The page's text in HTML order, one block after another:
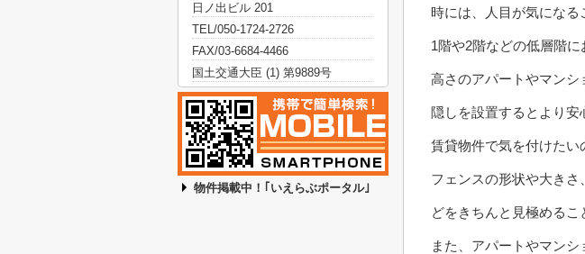
時には、人目が気になる
1階や2階などの低層階
高さのアパートやマンシ
隠しを設置するとより安
賃貸物件で気を付けたい
フェンスの形状や大き
どをきちんと見極めるこ
また、アパートやマン
日ノ出ビル 201
TEL/050-1724-2726
FAX/03-6684-4466
国土交通大臣 (1) 第9889号
物件掲載中！｢いえらぶポータル｣